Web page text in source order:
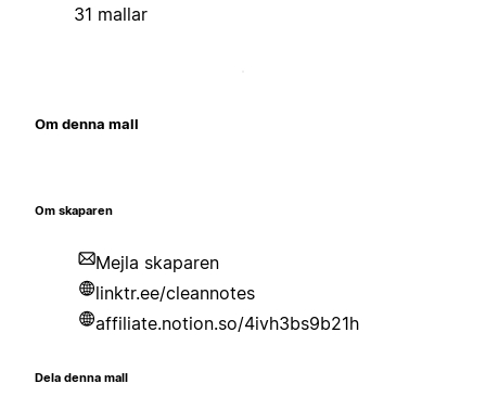
31 mallar
Om denna mall
Om skaparen
Mejla skaparen
linktr.ee/cleannotes
affiliate.notion.so/4ivh3bs9b21h
Dela denna mall